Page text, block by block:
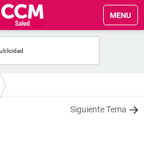
MENU
Siguiente Tema